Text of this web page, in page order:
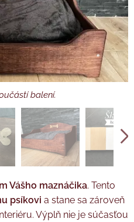
balení.
balení.
Vášho maznáčika. Tento
psíkovi a stane sa zároveň
Výplň nie je súčasťou